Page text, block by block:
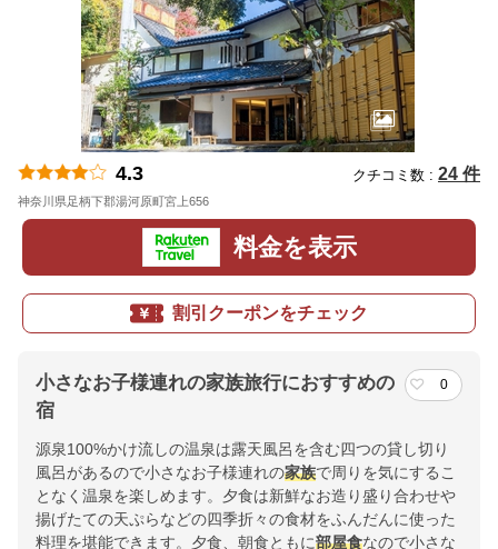
4.3 クチコミ数 : 24 件
神奈川県足柄下郡湯河原町宮上656
料金を表示
割引クーポンをチェック
小さなお子様連れの家族旅行におすすめの
宿
0
源泉100%かけ流しの温泉は露天風呂を含む四つの貸し切り
風呂があるので小さなお子様連れの家族で周りを気にするこ
となく温泉を楽しめます。夕食は新鮮なお造り盛り合わせや
揚げたての天ぷらなどの四季折々の食材をふんだんに使った
料理を堪能できます。夕食、朝食ともに部屋食なので小さな